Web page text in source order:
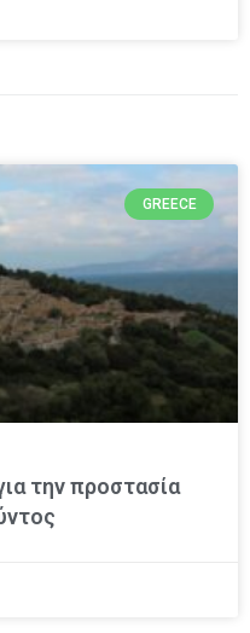
GREECE
την προστασία